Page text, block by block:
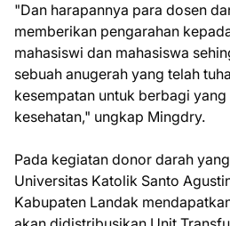
"Dan harapannya para dosen
memberikan pengarahan
mahasiswi dan mahasiswa
sebuah anugerah yang telah
kesempatan untuk berbagi
kesehatan," ungkap Mingdry.
Pada kegiatan donor darah
Universitas Katolik Santo
Kabupaten Landak